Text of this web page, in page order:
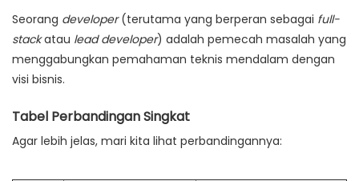
Seorang developer(terutama yang berperan sebagai full-
stackatau lead developer) adalah pemecah masalah yang
menggabungkan pemahaman teknis mendalam dengan
visi bisnis.
Tabel Perbandingan Singkat
Agar lebih jelas, mari kita lihat perbandingannya: